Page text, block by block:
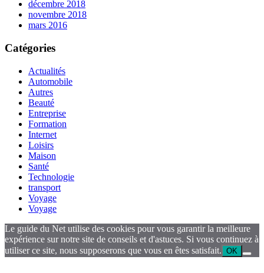
décembre 2018
novembre 2018
mars 2016
Catégories
Actualités
Automobile
Autres
Beauté
Entreprise
Formation
Internet
Loisirs
Maison
Santé
Technologie
transport
Voyage
Voyage
Le guide du Net utilise des cookies pour vous garantir la meilleure
expérience sur notre site de conseils et d'astuces. Si vous continuez à
utiliser ce site, nous supposerons que vous en êtes satisfait. OK